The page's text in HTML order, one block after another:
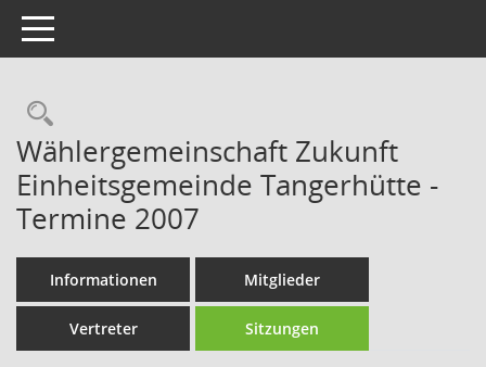
Toggle navigation
Rechercheauswahl
Wählergemeinschaft Zukunft
Einheitsgemeinde Tangerhütte -
Termine 2007
Informationen Mitglieder
Vertreter Sitzungen